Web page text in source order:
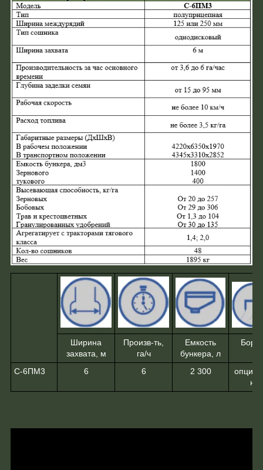
Ширина
захвата, м
Произв-ть,
га/ч
Емкость
бункера, л
С-6ПМ3 6 6 2 300
но